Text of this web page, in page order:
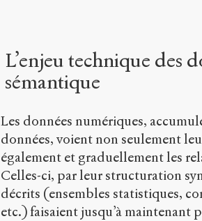
L’enjeu technique des
sémantique
Les données numériques,
données, voient non seulement
également et graduellement les
Celles-ci, par leur structuration
décrits (ensembles statistiques,
etc.) faisaient jusqu’à maintenant